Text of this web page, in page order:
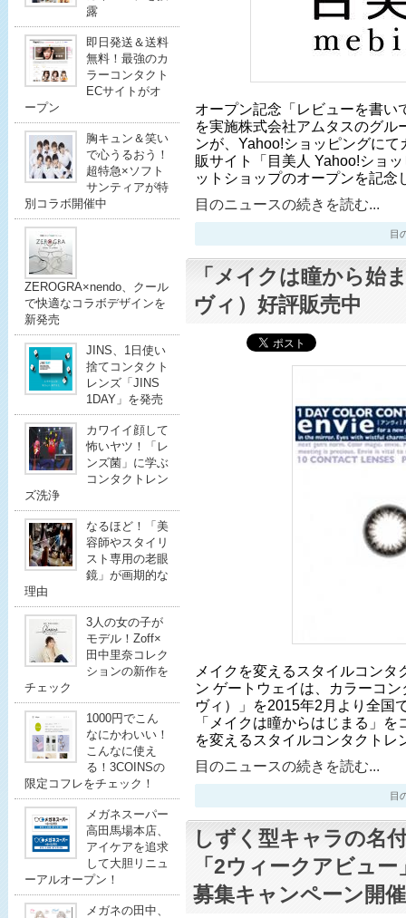
露
即日発送＆送料
無料！最強のカ
ラーコンタクト
ECサイトがオ
ープン
胸キュン＆笑い
で心うるおう！
超特急×ソフト
サンティアが特
別コラボ開催中
ZEROGRA×nendo、クール
で快適なコラボデザインを
新発売
JINS、1日使い
捨てコンタクト
レンズ「JINS
1DAY」を発売
カワイイ顔して
怖いヤツ！「レ
ンズ菌」に学ぶ
コンタクトレン
ズ洗浄
なるほど！「美
容師やスタイリ
スト専用の老眼
鏡」が画期的な
理由
3人の女の子が
モデル！Zoff×
田中里奈コレク
ションの新作を
チェック
1000円でこん
なにかわいい！
こんなに使え
る！3COINSの
限定コフレをチェック！
メガネスーパー
高田馬場本店、
アイケアを追求
して大胆リニュ
ーアルオープン！
メガネの田中、
オープン記念「レビューを書い
を実施株式会社アムタスのグル
ンが、Yahoo!ショッピングに
販サイト「目美人 Yahoo!ショ
ットショップのオープンを記
目のニュースの続きを読む...
目
「メイクは瞳から始
ヴィ）好評販売中
メイクを変えるスタイルコンタ
ン ゲートウェイは、カラーコ
ヴィ）」を2015年2月より全国
「メイクは瞳からはじまる」
を変えるスタイルコンタクト
目のニュースの続きを読む...
目
しずく型キャラの名
「2ウィークアビュ
募集キャンペーン開